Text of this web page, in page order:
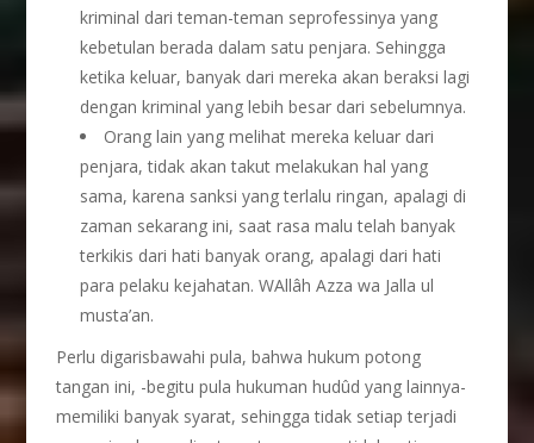
kriminal dari teman-teman seprofessinya yang
kebetulan berada dalam satu penjara. Sehingga
ketika keluar, banyak dari mereka akan beraksi lagi
dengan kriminal yang lebih besar dari sebelumnya.
Orang lain yang melihat mereka keluar dari
penjara, tidak akan takut melakukan hal yang
sama, karena sanksi yang terlalu ringan, apalagi di
zaman sekarang ini, saat rasa malu telah banyak
terkikis dari hati banyak orang, apalagi dari hati
para pelaku kejahatan. WAllâh Azza wa Jalla ul
musta’an.
Perlu digarisbawahi pula, bahwa hukum potong
tangan ini, -begitu pula hukuman hudûd yang lainnya-
memiliki banyak syarat, sehingga tidak setiap terjadi